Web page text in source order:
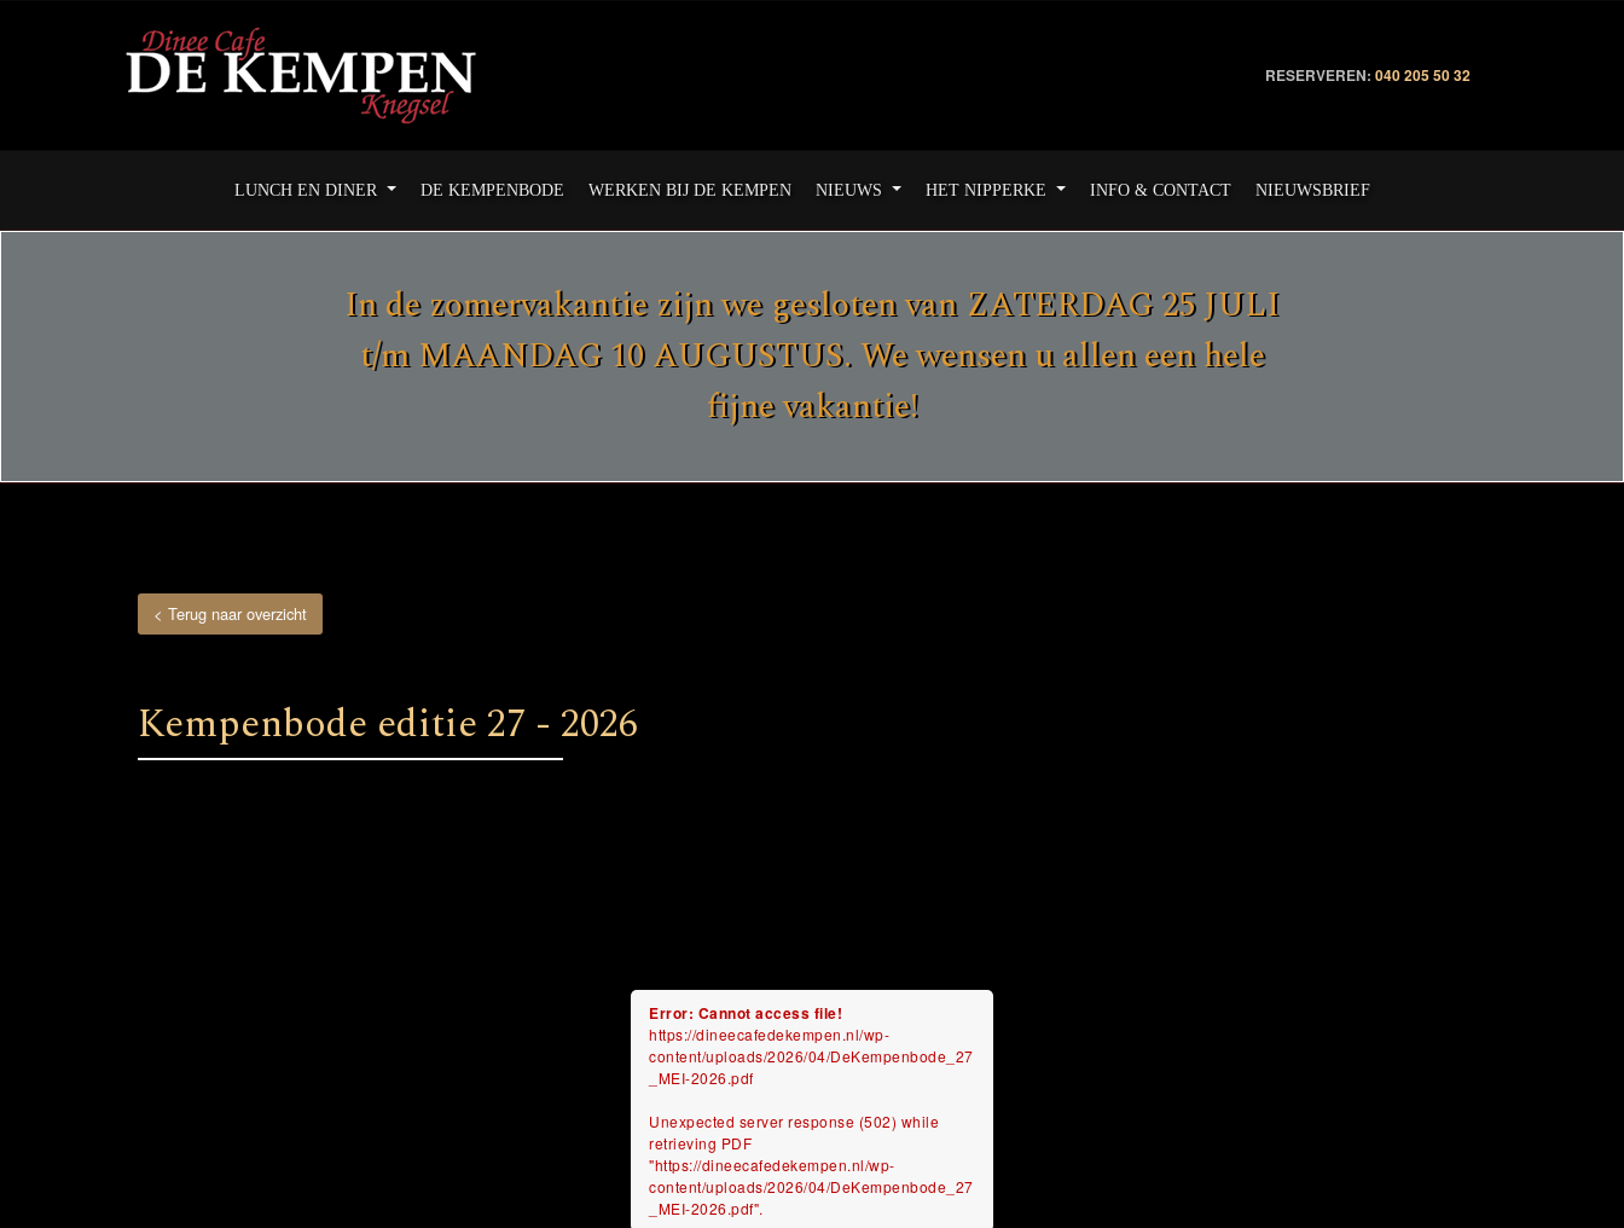
RESERVEREN:040 205 50 32
LUNCH EN DINER DE KEMPENBODE WERKEN BIJ DE KEMPEN NIEUWS HET NIPPERKE INFO & CONTACT NIEUWSBRIEF
In de zomervakantie zijn we gesloten van ZATERDAG 25 JULI
t/m MAANDAG 10 AUGUSTUS. We wensen u allen een hele
fijne vakantie!
< Terug naar overzicht
Kempenbode editie 27 - 2026
Error: Cannot access file!
https://dineecafedekempen.nl/wp-
content/uploads/2026/04/DeKempenbode_27
_MEI-2026.pdf
Unexpected server response (502) while
retrieving PDF
"https://dineecafedekempen.nl/wp-
content/uploads/2026/04/DeKempenbode_27
_MEI-2026.pdf".